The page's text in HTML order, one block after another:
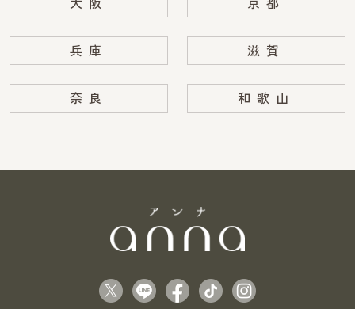
大阪 京都
兵庫 滋賀
奈良 和歌山